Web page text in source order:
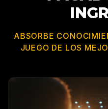
ABSORBE
JUEGO DE LOS